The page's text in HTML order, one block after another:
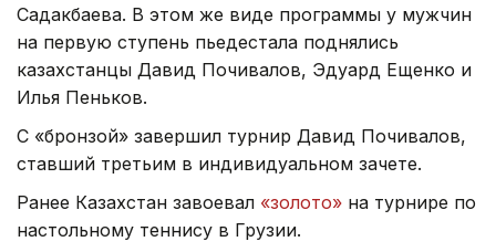
Садакбаева. В этом же виде программы у мужчин
на первую ступень пьедестала поднялись
казахстанцы Давид Почивалов, Эдуард Ещенко и
Илья Пеньков.
С «бронзой» завершил турнир Давид Почивалов,
ставший третьим в индивидуальном зачете.
Ранее Казахстан завоевал «золото» на турнире по
настольному теннису в Грузии.